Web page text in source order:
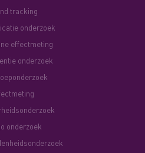
tracking
onderzoek
effectmeting
onderzoek
onderzoek